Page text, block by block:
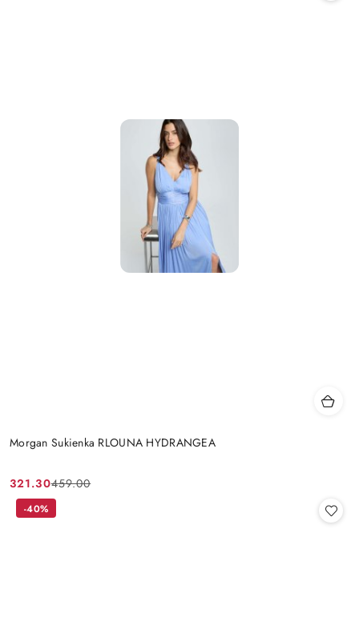
Morgan Sukienka RLOUNA HYDRANGEA
Cena
promocyjna:
321.30
Cena
przed
459.00
-40%